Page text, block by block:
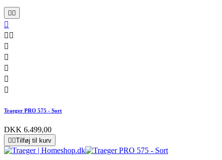


 





Traeger PRO 575 - Sort
DKK 6.499,00
 Tilføj til kurv